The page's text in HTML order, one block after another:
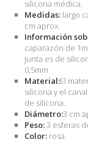
silicona médica.
Medidas: largo
cm aprox.
Información
caparazón de
junta es de
0,5mm
Material:El
silicona y el
de silicona.
Diámetro:3 cm
Peso:3 esferas
Color: rosa